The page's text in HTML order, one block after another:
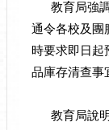
教育局強調
通令各校及團
時要求即日起
品庫存清查事
教育局說明